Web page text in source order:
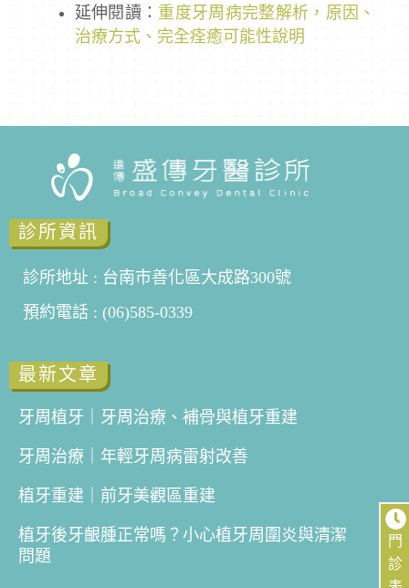
延伸閱讀： 重度牙周病完整解析，原因、
治療方式、完全痊癒可能性說明
門
診
診所資訊
診所地址 : 台南市善化區大成路300號
預約電話 : (06)585-0339
最新文章
牙周植牙｜牙周治療、補骨與植牙重建
牙周治療｜年輕牙周病雷射改善
植牙重建｜前牙美觀區重建
植牙後牙齦腫正常嗎？小心植牙周圍炎與清潔
問題